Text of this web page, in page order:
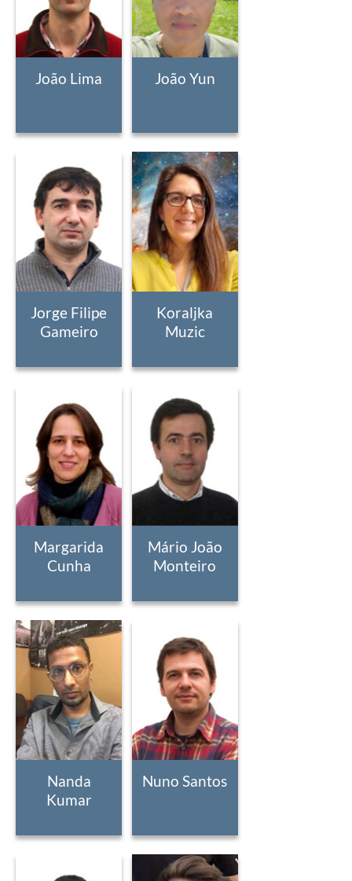
João Lima João Yun
Jorge Filipe
Gameiro
Koraljka
Muzic
Margarida
Cunha
Mário João
Monteiro
Nanda
Kumar
Nuno Santos